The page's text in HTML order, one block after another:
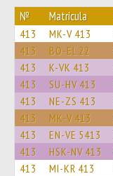
№ Matrícula
413 MK-V 413
413 BO-EL 22
413 K-VK 413
413 SU-HV 413
413 NE-ZS 413
413 MK-V 413
413 EN-VE 5413
413 HSK-NV 413
413 MI-KR 413